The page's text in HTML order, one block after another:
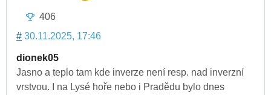
406
# 30.11.2025, 17:46
dionek05
Jasno a teplo tam kde inverze není resp. nad inverzní
vrstvou. I na Lysé hoře nebo i Pradědu bylo dnes